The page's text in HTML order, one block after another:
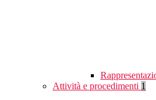
Attività e procedimenti 1